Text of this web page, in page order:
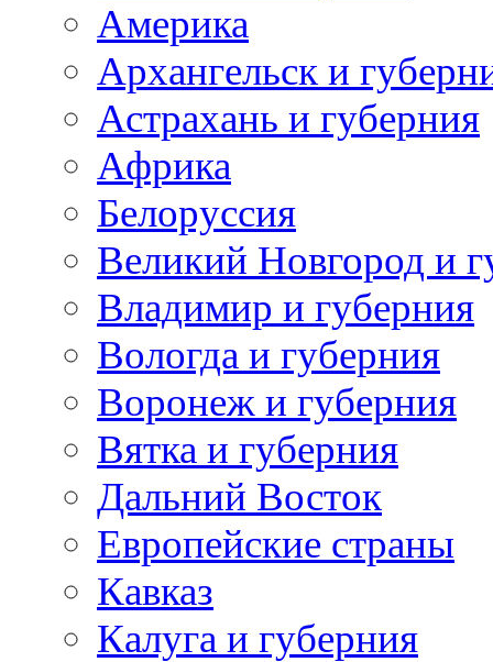
Америка
Архангельск и
Астрахань и губерния
Африка
Белоруссия
Великий Новгород и
Владимир и губерния
Вологда и губерния
Воронеж и губерния
Вятка и губерния
Дальний Восток
Европейские страны
Кавказ
Калуга и губерния